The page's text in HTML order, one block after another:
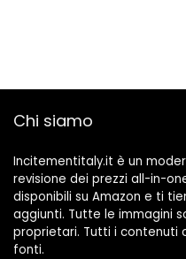
Chi siamo
Incitementitaly.it è un
revisione dei prezzi all-in-
disponibili su Amazon e ti
aggiunti. Tutte le immagini
proprietari. Tutti i contenuti
fonti.